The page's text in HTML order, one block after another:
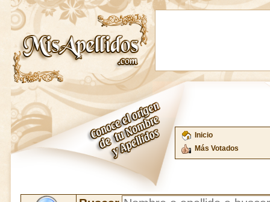
Inicio
Más Votados